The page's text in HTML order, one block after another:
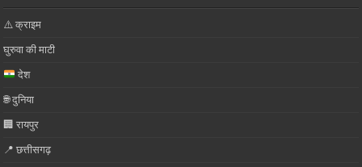
⚠️ क्राइम
घुरुवा की माटी
देश
🌐 दुनिया
🏢 रायपुर
📍 छत्तीसगढ़